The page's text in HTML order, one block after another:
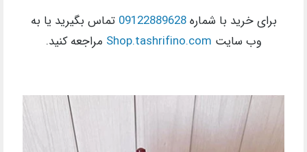
برای خرید با شماره09122889628 تماس بگیرید یا به
وب سایت Shop.tashrifino.com مراجعه کنید.